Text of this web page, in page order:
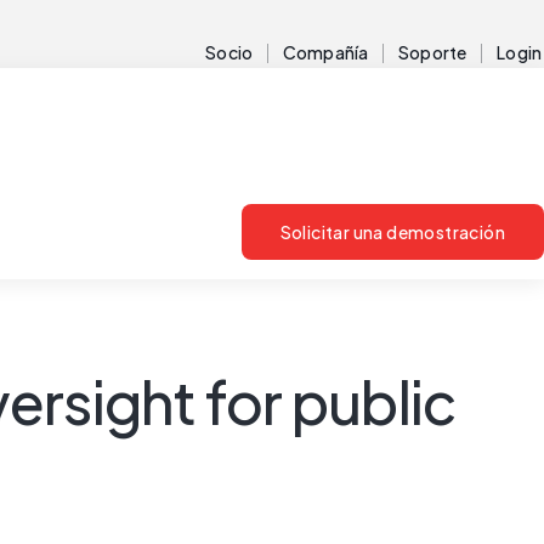
Socio Compañía Soporte Login
Solicitar una demostración
for public